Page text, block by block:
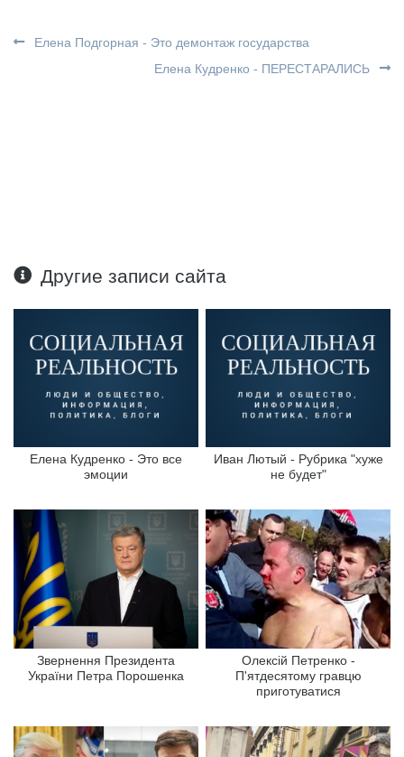
Елена Подгорная - Это демонтаж государства
Елена Кудренко - ПЕРЕСТАРАЛИСЬ
Другие записи сайта
Елена Кудренко - Это все
эмоции
Иван Лютый - Рубрика "хуже
не будет"
Звернення Президента
України Петра Порошенка
Олексій Петренко -
П'ятдесятому гравцю
приготуватися